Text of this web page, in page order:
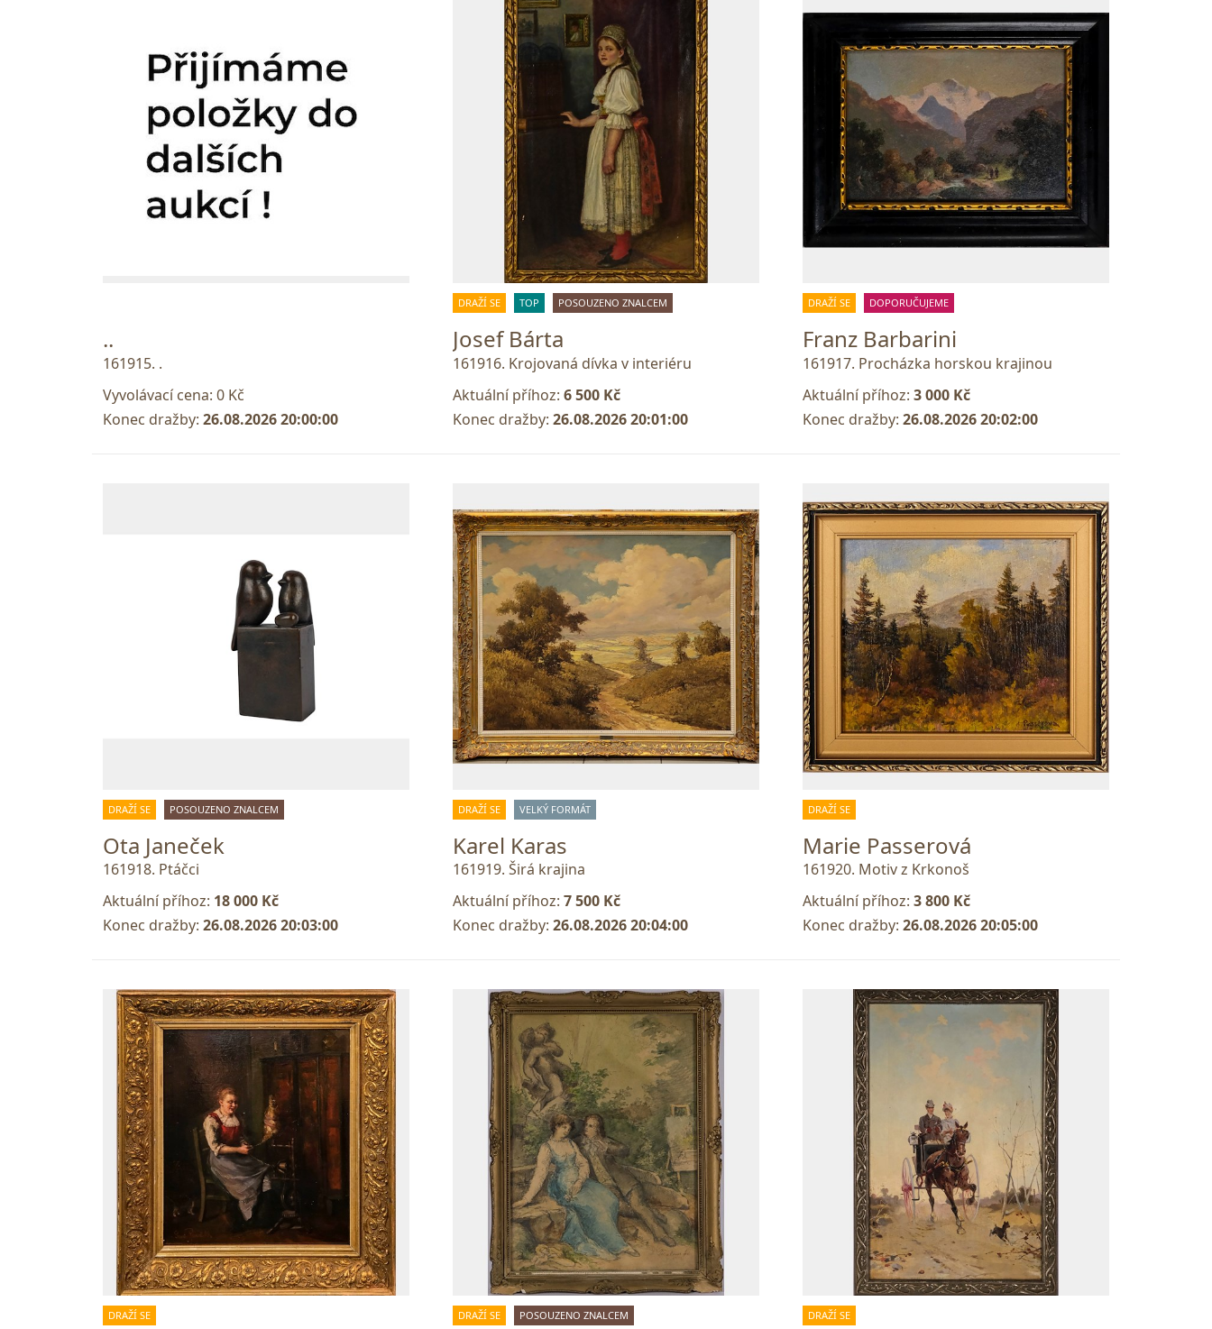
..
161915. .
Vyvolávací cena: 0 Kč
Konec dražby: 26.08.2026 20:00:00
DRAŽÍ SE TOP POSOUZENO ZNALCEM
Josef Bárta
161916. Krojovaná dívka v interiéru
Aktuální příhoz: 6 500 Kč
Konec dražby: 26.08.2026 20:01:00
DRAŽÍ SE DOPORUČUJEME
Franz Barbarini
161917. Procházka horskou krajinou
Aktuální příhoz: 3 000 Kč
Konec dražby: 26.08.2026 20:02:00
DRAŽÍ SE POSOUZENO ZNALCEM
Ota Janeček
161918. Ptáčci
Aktuální příhoz: 18 000 Kč
Konec dražby: 26.08.2026 20:03:00
DRAŽÍ SE VELKÝ FORMÁT
Karel Karas
161919. Širá krajina
Aktuální příhoz: 7 500 Kč
Konec dražby: 26.08.2026 20:04:00
DRAŽÍ SE
Marie Passerová
161920. Motiv z Krkonoš
Aktuální příhoz: 3 800 Kč
Konec dražby: 26.08.2026 20:05:00
DRAŽÍ SE DRAŽÍ SE POSOUZENO ZNALCEM DRAŽÍ SE